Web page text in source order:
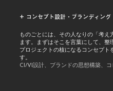
+ コンセプト設計・ブランディング
ものごとには、その人なりの「考え
ます。まずはそこを言葉にして、
プロジェクトの核になるコンセプト
す。
CI/VI設計、ブランドの思想構築、コ